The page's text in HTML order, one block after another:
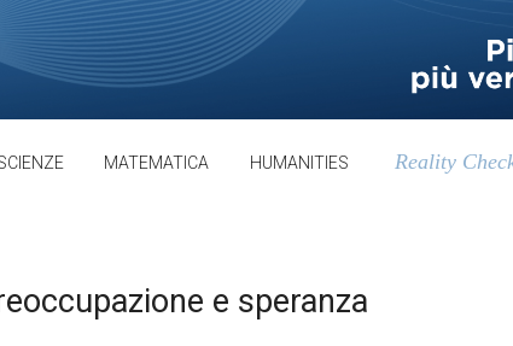
MATEMATICA HUMANITIES Reality
e speranza